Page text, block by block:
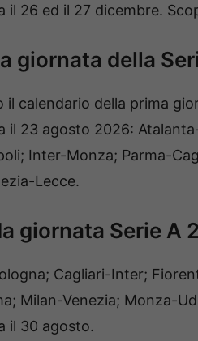
il 26 ed il 27 dicembre.
giornata della
il calendario della prima
il 23 agosto 2026:
Inter-Monza; Parma-
Lecce.
giornata Serie A
Cagliari-Inter;
Milan-Venezia; Monza-
il 30 agosto.